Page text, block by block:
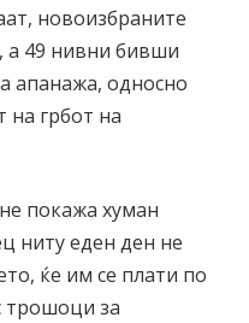
новоизбраните
а 49 нивни бивши
апанажа, односно
на грбот на
покажа хуман
ниту еден ден не
ќе им се плати по
трошоци за